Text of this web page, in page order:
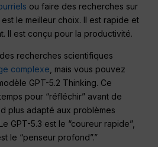
ou faire des recherches sur
le meilleur choix. Il est rapide et
Il est conçu pour la productivité.
recherches scientifiques
complexe , mais vous pouvez
GPT-5.2 Thinking. Ce
pour “réfléchir” avant de
plus adapté aux problèmes
GPT-5.3 est le “coureur rapide”,
le “penseur profond”.”